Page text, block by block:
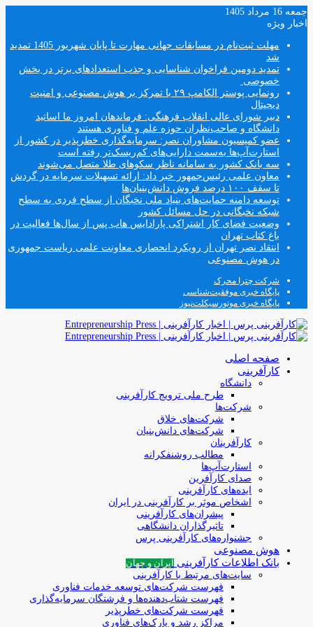
جمعه 16 مرداد 1405
اخبار ویژه
مهلت ثبت‌نام در مسابقات جهانی مهارت تا پایان شهریور 1405 تمدید
شد
تمدید دومین فراخوان شناسایی و جذب استعدادهای برتر در بخش
خصوصی
رونمایی پوستر الکامپ ۲۹ با تمرکز بر هوش مصنوعی و امنیت
دیجیتال
دبیر شورای عالی انقلاب فرهنگی: فرماندهان امروز ما اساتید
دانشگاه و صاحب‌نظران حوزه علم و فناوری هستند
عضو کمیسیون مشاوران نصر: سرمایه‌گذاری خطرپذیر در کشور از
استارت‌آپ‌ها به‌سمت دارایی‌های کم‌ریسک‌تر رفته است
سه بانک کشور به سامانه ناظر سکوهای طلا متصل می‌شوند
معاون علمی رئیس‌جمهور خبر داد: ارائه تسهیلات سرمایه در گردش
تا سقف ۱۰۰ درصد فروش دانش‌بنیان‌ها
توسعه دامنه حمایت‌های بنیاد ملی نخبگان از سطح فردی به سطح
شبکه نخبگانی در حل مسائل کشور
وضعیت فضای کار اشتراکی پارادایس هاب پس از سال‌ها فعالیت در
باغ کتاب تهران
انتقاد نصر تهران از رویکرد انحصاری معاونت علمی ریاست جمهوری
در هوش مصنوعی
شرکت چترا محرک
پایگاه خبری موفقیت‌شناسی
پایگاه خبری موتورسیکلت‌نیوز
صفحه اصلی
کارآفرینی
دانشگاه
طرح ملی ترویج کارآفرینی
شرکت‌ها
شرکت‌های خلاق
شرکت‌های دانش‌بنیان
کارآفرینان
مطالب روشنفکرانه
استارت‌آپ‌ها
صدای کارآفرین
ایده‌های کارآفرینی
اشخاص موثر بر کارآفرینی در ایران
پیشران‌های کارآفرینی
تاثیرگذاران دانشگاهی
جشنواره‌های کارآفرینی‌ پرس
هوش مصنوعی
بانک اطلاعات کارآفرینی
ایران و جهان
سایت‌های مرتبط با کارآفرینی
فهرست شرکت‌های‌‌ توسعه‌ خدمات فناوری
فهرست شتاب‌دهنده‌ها‌ و فرشتگان‌ سرمایه‌گذاری
فهرست شرکت‌های خطرپذیر
مراکز رشد و پارک‌های فناوری